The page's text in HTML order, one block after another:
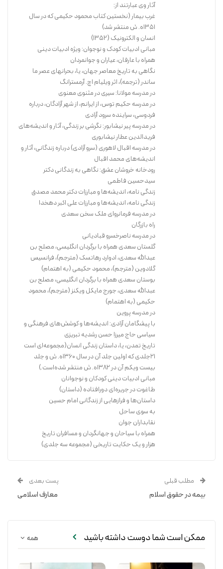
آثار وی عبارتند از:
غرب بیمار (نخستین کتاب محمود حکیمی که در سال
۱۳۵۱ه. ش منتشر شد)
انسان و الکترونیک (۱۳۵۲)
مبانی ادبیات کودک و نوجوان: ویژه ادبیات دینی
همراه با عارفان، عیاران و جوانمردان
نگاهی به تاریخ معاصر جهان، یا، بحرانهای عصر ما
ساندر (ترجمه)، اثر ویلیام اچ. آرمسترانگ
در مدرسه مولانا: سیری در مثنوی معنوی
در مدرسه حکیم توس، از ایرانم، از شهر آزادگان، درباره
فردوسی، سراینده سرود آزادی
در مدرسه پیر نیشابور: نگرشی بر زندگی، آثار و اندیشه‌های
فریدالدین عطار نیشابوری
در مدرسه اقبال لاهوری (سرو آزادی) درباره زندگانی، آثار و
اندیشه‌های محمد اقبال
رودخانه خروشان عشق: نگاهی به زندگانی دکتر
سیدحسین فاطمی
زندگی نامه، اندیشه‌ها و مبارزات دکتر محمد مصدق
زندگی نامه، اندیشه‌ها و مبارزات علی اکبر دهخدا
در مدرسه فرمانروای ملک سخن سعدی
راه بازرگان
در مدرسه ناصرخسرو قبادیانی
گلستان سعدی همراه با برگردان انگلیسی، مصلح بن
عبدالله سعدی، ادوارد رهاتسک (مترجم)، فرانسیس
گلادوین (مترجم)، محمود حکیمی (به اهتمام)
بوستان سعدی همراه با برگردان انگلیسی، مصلح بن
عبدالله سعدی، جورج مایکل ویکنز (مترجم)، محمود
حکیمی (به اهتمام)
در مدرسه پروین
با پیشگامان آزادی: اندیشه‌ها و کوشش‌های فرهنگی و
سیاسی حاج میرزا حسن رشدیه تبریزی
تاریخ تمدن، یا، داستان زندگی انسان(مجموعه‌ای است
۲۱جلدی که اولین جلد آن در سال ۱۳۶۰ه. ش و جلد
بیست ویکم آن در ۱۳۸۲ه. ش منتشر شده‌است.)
مبانی ادبیات دینی کودکان و نوجوانان
طاغوت در جریره‌ای دورافتاده (داستان)
داستان‌ها و فرازهایی از زندگانی امام حسین
به سوی ساحل
نقابداران جوان
همراه با سیاحان و جهانگردان و مسافران تاریخ
هزار و یک حکایت تاریخی (مجموعه سه جلدی)
مطلب قبلی
بیمه در حقوق اسلام
پست بعدی
معارف اسلامی
همه ممکن است شما دوست داشته باشید